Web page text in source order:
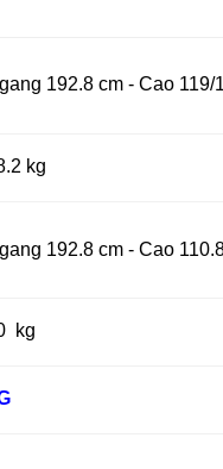
192.8 cm - Cao 119/
kg
192.8 cm - Cao
kg